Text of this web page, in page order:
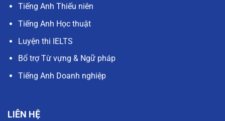
Tiếng Anh Thiếu niên
Tiếng Anh Học thuật
Luyện thi IELTS
Bổ trợ Từ vựng & Ngữ pháp
Tiếng Anh Doanh nghiệp
LIÊN HỆ